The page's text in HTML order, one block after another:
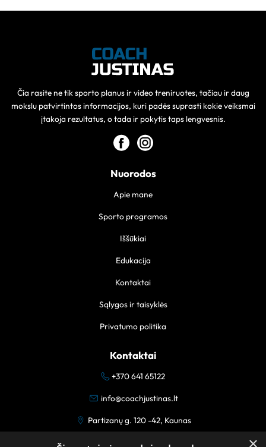
Čia rasite ne tik sporto planus ir video treniruotes, tačiau ir daug
mokslu patvirtintos informacijos, kuri padės suprasti kokie veiksmai
įtakoja rezultatus, o tada ir pokytis taps lengvesnis.
Nuorodos
Apie mane
Sporto programos
Iššūkiai
Edukacija
Kontaktai
Sąlygos ir taisyklės
Privatumo politika
Kontaktai
+370 641 65122
info@coachjustinas.lt
Partizanų g. 120 -42, Kaunas